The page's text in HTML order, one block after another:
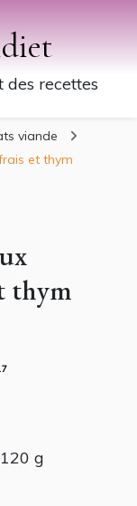
des recettes
viande
et thym
thym
g